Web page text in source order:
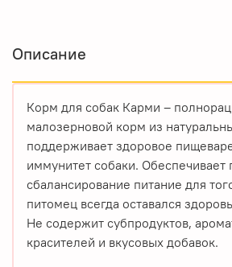
Описание
Корм для собак Карми –
малозерновой корм из
поддерживает здоровое
иммунитет собаки. Обеспечивает
сбалансирование питание для
питомец всегда оставался
Не содержит субпродуктов,
красителей и вкусовых добавок.